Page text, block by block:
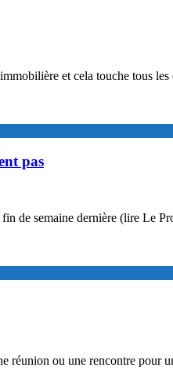
et cela touche tous
pas
de semaine dernière (lire Le
réunion ou une rencontre pour